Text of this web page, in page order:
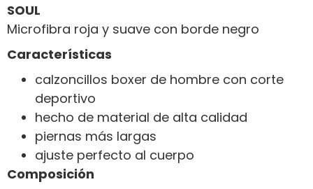
SOUL
Microfibra roja y suave con borde negro
Características
calzoncillos boxer de hombre con corte
deportivo
hecho de material de alta calidad
piernas más largas
ajuste perfecto al cuerpo
Composición